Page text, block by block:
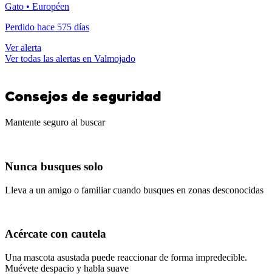
Gato • Européen
Perdido hace 575 días
Ver alerta
Ver todas las alertas en Valmojado
Consejos de seguridad
Mantente seguro al buscar
Nunca busques solo
Lleva a un amigo o familiar cuando busques en zonas desconocidas
Acércate con cautela
Una mascota asustada puede reaccionar de forma impredecible.
Muévete despacio y habla suave